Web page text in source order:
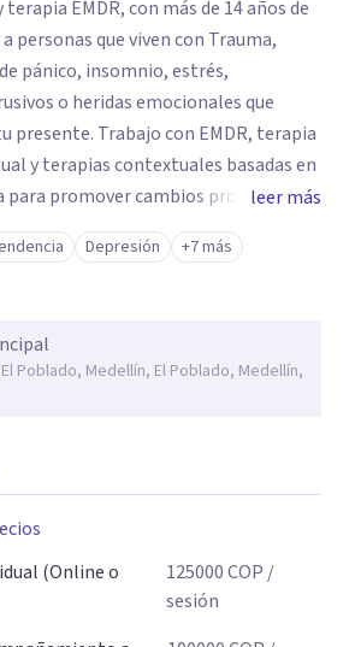
EMDR, con más de 14 años de
personas que viven con Trauma,
pánico, insomnio, estrés,
o heridas emocionales que
presente. Trabajo con EMDR, terapia
y terapias contextuales basadas en
para promover cambios profundos y
adolescentes, parejas y
en Medellín y online, en un
leer más
Depresión +7 más
El Poblado, Medellín, El Poblado, Medellín,
(Online o
125000COP /
sesión